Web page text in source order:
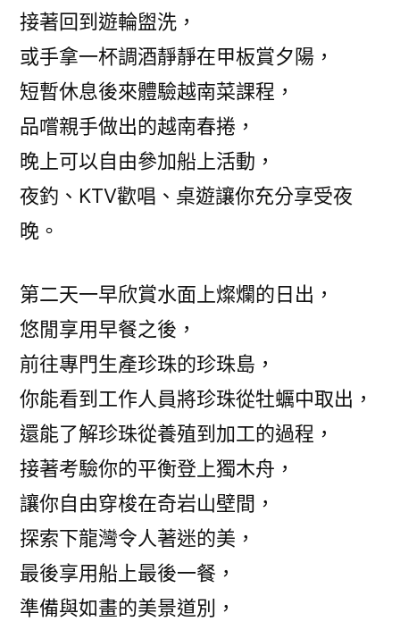
接著回到遊輪盥洗，
或手拿一杯調酒靜靜在甲板賞夕陽，
短暫休息後來體驗越南菜課程，
品嚐親手做出的越南春捲，
晚上可以自由參加船上活動，
夜釣、KTV歡唱、桌遊讓你充分享受夜
晚。
第二天一早欣賞水面上燦爛的日出，
悠閒享用早餐之後，
前往專門生產珍珠的珍珠島，
你能看到工作人員將珍珠從牡蠣中取出，
還能了解珍珠從養殖到加工的過程，
接著考驗你的平衡登上獨木舟，
讓你自由穿梭在奇岩山壁間，
探索下龍灣令人著迷的美，
最後享用船上最後一餐，
準備與如畫的美景道別，